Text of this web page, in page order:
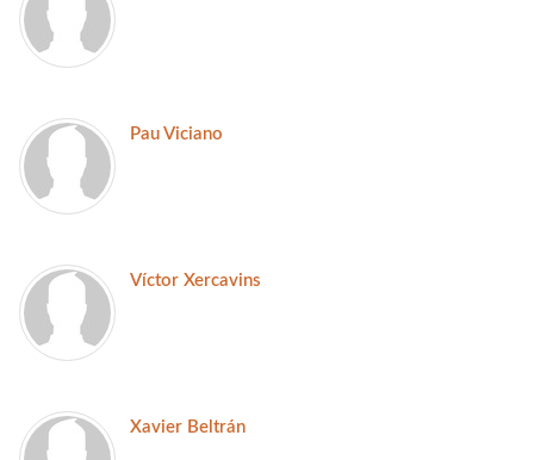
Pau Viciano
Víctor Xercavins
Xavier Beltrán